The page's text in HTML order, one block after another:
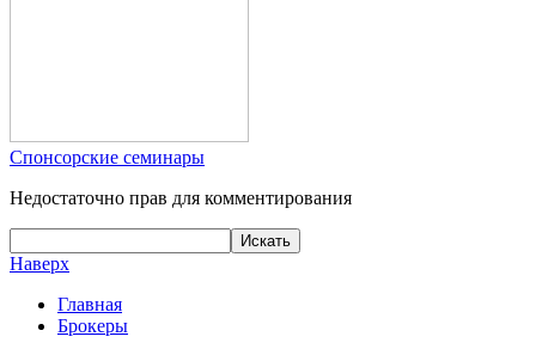
Спонсорские семинары
Недостаточно прав для комментирования
Наверх
Главная
Брокеры